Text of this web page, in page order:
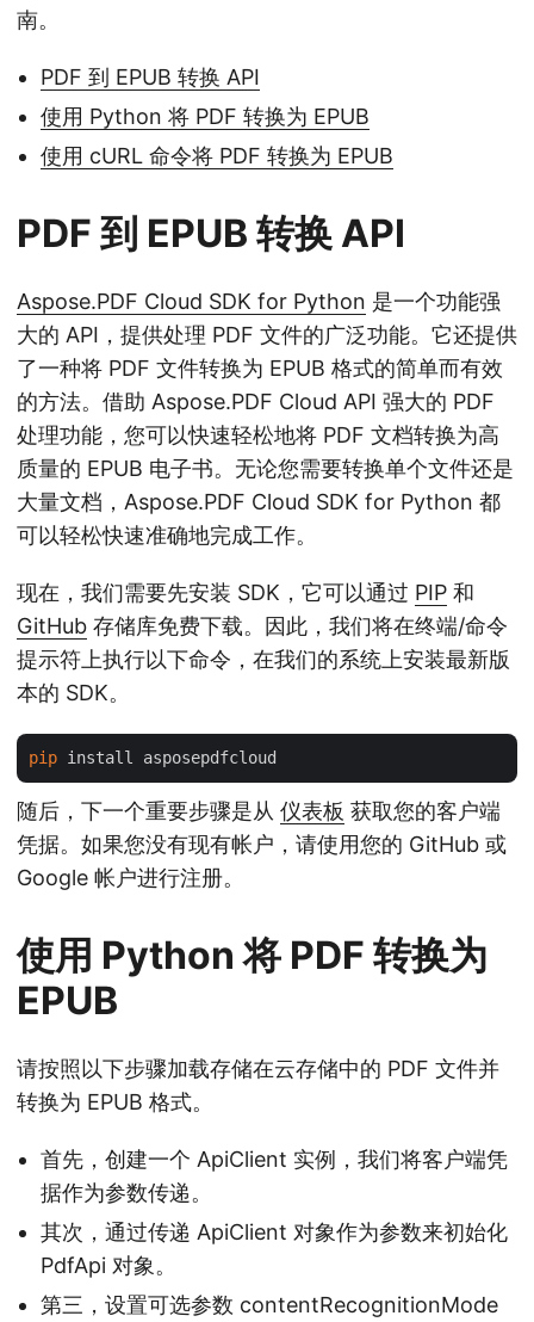
南。
PDF 到 EPUB 转换 API
使用 Python 将 PDF 转换为 EPUB
使用 cURL 命令将 PDF 转换为 EPUB
PDF 到 EPUB 转换 API
Aspose.PDF Cloud SDK for Python 是一个功能强
大的 API，提供处理 PDF 文件的广泛功能。它还提供
了一种将 PDF 文件转换为 EPUB 格式的简单而有效
的方法。借助 Aspose.PDF Cloud API 强大的 PDF
处理功能，您可以快速轻松地将 PDF 文档转换为高
质量的 EPUB 电子书。无论您需要转换单个文件还是
大量文档，Aspose.PDF Cloud SDK for Python 都
可以轻松快速准确地完成工作。
现在，我们需要先安装 SDK，它可以通过 PIP 和
GitHub 存储库免费下载。因此，我们将在终端/命令
提示符上执行以下命令，在我们的系统上安装最新版
本的 SDK。
pip
随后，下一个重要步骤是从 仪表板 获取您的客户端
凭据。如果您没有现有帐户，请使用您的 GitHub 或
Google 帐户进行注册。
使用 Python 将 PDF 转换为
EPUB
请按照以下步骤加载存储在云存储中的 PDF 文件并
转换为 EPUB 格式。
首先，创建一个 ApiClient 实例，我们将客户端凭
据作为参数传递。
其次，通过传递 ApiClient 对象作为参数来初始化
PdfApi 对象。
第三，设置可选参数 contentRecognitionMode